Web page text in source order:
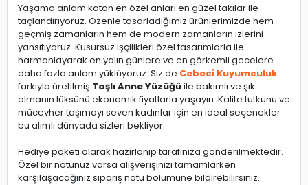
Yaşama anlam katan en özel anları en güzel takılar ile
taçlandırıyoruz. Özenle tasarladığımız ürünlerimizde hem
geçmiş zamanların hem de modern zamanların izlerini
yansıtıyoruz. Kusursuz işçilikleri özel tasarımlarla ile
harmanlayarak en yalın günlere ve en görkemli gecelere
daha fazla anlam yüklüyoruz. Siz de Cebeci Kuyumculuk
farkıyla üretilmiş Taşlı Anne Yüzüğüile bakımlı ve şık
olmanın lüksünü ekonomik fiyatlarla yaşayın. Kalite tutkunu ve
mücevher taşımayı seven kadınlar için en ideal seçenekler
bu alımlı dünyada sizleri bekliyor.
Hediye paketi olarak hazırlanıp tarafınıza gönderilmektedir.
Özel bir notunuz varsa alışverişinizi tamamlarken
karşılaşacağınız sipariş notu bölümüne bildirebilirsiniz.